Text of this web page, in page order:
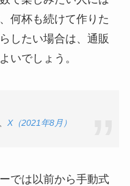
何杯も続けて作りた
したい場合は、通販
いでしょう。
X（2021年8月）
では以前から手動式